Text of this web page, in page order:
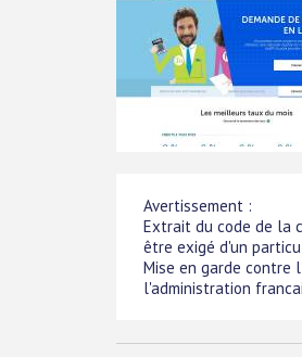
Avertissement :
Extrait du code de la
être exigé d'un
Mise en garde contre
l'administration